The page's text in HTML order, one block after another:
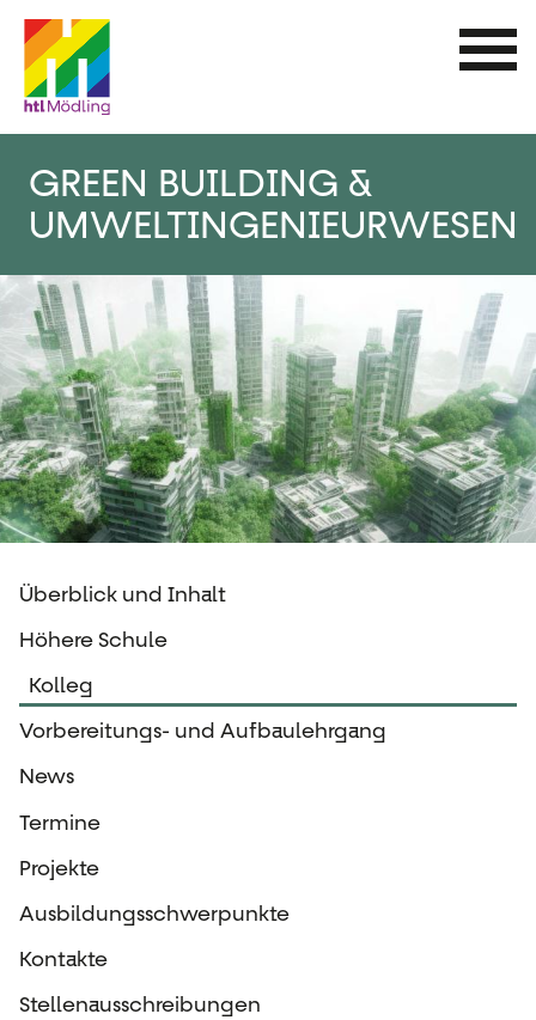
Direkt
zum
Inhalt
GREEN BUILDING &
UMWELTINGENIEURWESEN
Überblick und Inhalt
Höhere Schule
Kolleg
Vorbereitungs- und Aufbaulehrgang
News
Termine
Projekte
Ausbildungsschwerpunkte
Kontakte
Stellenausschreibungen